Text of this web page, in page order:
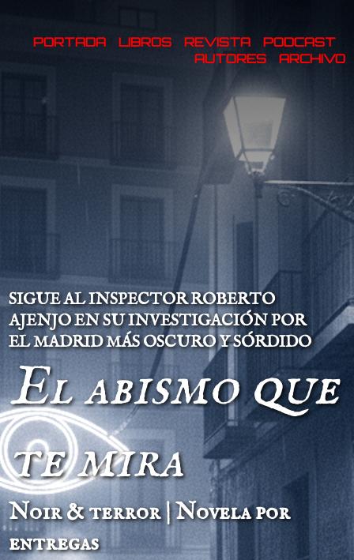
PORTADA LIBROS REVISTA
PODCAST
AUTORES
ARCHIVO
SIGUE AL INSPECTOR ROBERTO
AJENJO EN SU INVESTIGACIÓN POR
EL MADRID MÁS OSCURO Y SÓRDIDO
El abismo que
te mira
Noir & terror | Novela por
entregas